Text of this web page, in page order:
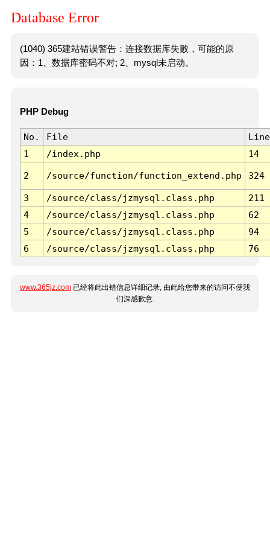
Database Error
(1040) 365建站错误警告：连接数据库失败，可能的原
因：1、数据库密码不对; 2、mysql未启动。
PHP Debug
No. File
Line
1
/index.php 14
2 /source/function/function_extend.php 324
3 /source/class/jzmysql.class.php
211
4
/source/class/jzmysql.class.php
62
5
/source/class/jzmysql.class.php
94
6
/source/class/jzmysql.class.php 76
www.365jz.com 已经将此出错信息详细记录, 由此给您带来的访问不便我
们深感歉意.